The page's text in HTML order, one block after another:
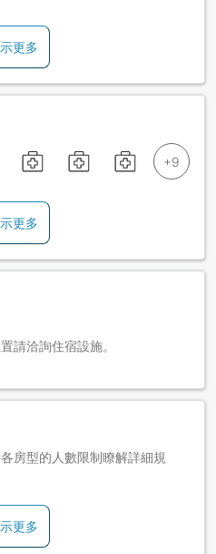
更多
更多
請洽詢住宿設施。
房型的人數限制瞭解詳細規
更多